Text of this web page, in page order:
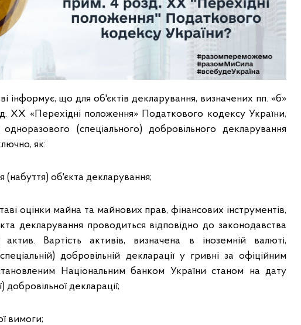
інформує, що для об'єктів декларування, визначених пп. «б»
ХХ «Перехідні положення» Податкового кодексу України,
(спеціального) добровільного декларування
як:
об'єкта декларування;
оцінки майна та майнових прав, фінансових інструментів,
декларування проводиться відповідно до законодавства
Вартість активів, визначена в іноземній валюті,
добровільній декларації у гривні за офіційним
Національним банком України станом на дату
добровільної декларації;
вимоги;